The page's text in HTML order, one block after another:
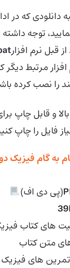
دانلودی که
توجه
قبل نرم افزار
مرتبط دیگر
را نصب کرده
و قابل چاپ
فایل را چاپ
گام فیزیک
(پی دی اف)
های کتاب
متن کتاب
های فیزیک